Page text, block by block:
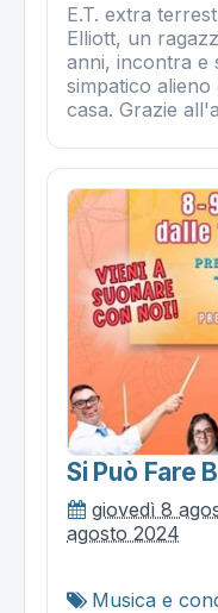
E.T. extra
Elliott, un
anni, incontra e
simpatico
casa. Grazie
Si Può Fare
giovedì 8
agosto 2024
Musica e